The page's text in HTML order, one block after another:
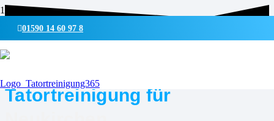
01590 14 60 97 8
Tatortreinigung für